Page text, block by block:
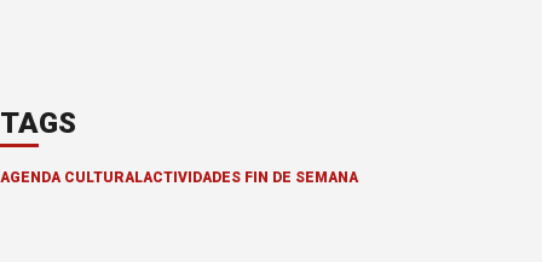
TAGS
AGENDA CULTURALACTIVIDADES FIN DE SEMANA